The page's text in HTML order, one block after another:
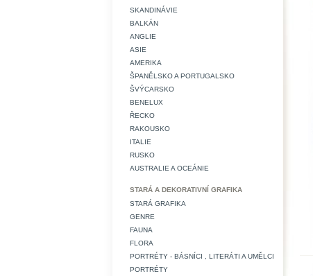
SKANDINÁVIE
BALKÁN
ANGLIE
ASIE
AMERIKA
ŠPANĚLSKO A PORTUGALSKO
ŠVÝCARSKO
BENELUX
ŘECKO
RAKOUSKO
ITALIE
RUSKO
AUSTRALIE A OCEÁNIE
STARÁ A DEKORATIVNÍ GRAFIKA
STARÁ GRAFIKA
GENRE
FAUNA
FLORA
PORTRÉTY - BÁSNÍCI , LITERÁTI A UMĚLCI
PORTRÉTY